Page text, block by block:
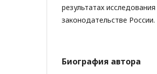
результатах
законодательстве России.
Биография автора